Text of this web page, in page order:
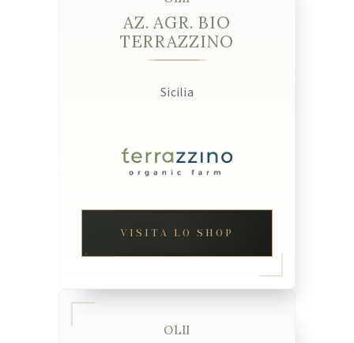
AZ. AGR. BIO
TERRAZZINO
Sicilia
VISITA LO SHOP
OLII